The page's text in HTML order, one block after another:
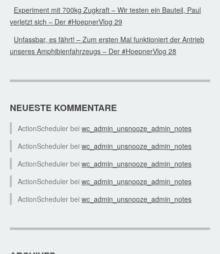
Experiment mit 700kg Zugkraft – Wir testen ein Bauteil, Paul
verletzt sich – Der #HoepnerVlog 29
Unfassbar, es fährt! – Zum ersten Mal funktioniert der Antrieb
unseres Amphibienfahrzeugs – Der #HoepnerVlog 28
NEUESTE KOMMENTARE
ActionScheduler bei wc_admin_unsnooze_admin_notes
ActionScheduler bei wc_admin_unsnooze_admin_notes
ActionScheduler bei wc_admin_unsnooze_admin_notes
ActionScheduler bei wc_admin_unsnooze_admin_notes
ActionScheduler bei wc_admin_unsnooze_admin_notes